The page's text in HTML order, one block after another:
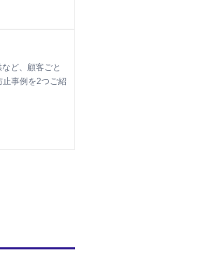
ど、顧客ごと
事例を2つご紹